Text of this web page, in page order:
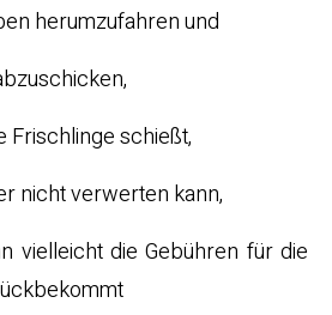
herumzufahren und
schießt,
verwerten kann,
die Gebühren für die